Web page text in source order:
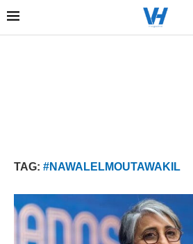
TAG: #NAWALELMOUTAWAKIL